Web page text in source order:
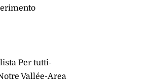
Per tutti-
Vallée-Area